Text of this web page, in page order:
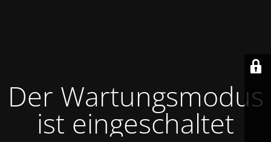
Der Wartungsmodus
ist eingeschaltet